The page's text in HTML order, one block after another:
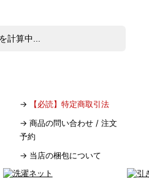
計算中...
→ 【必読】特定商取引法
→ 商品の問い合わせ / 注文
予約
→ 当店の梱包について